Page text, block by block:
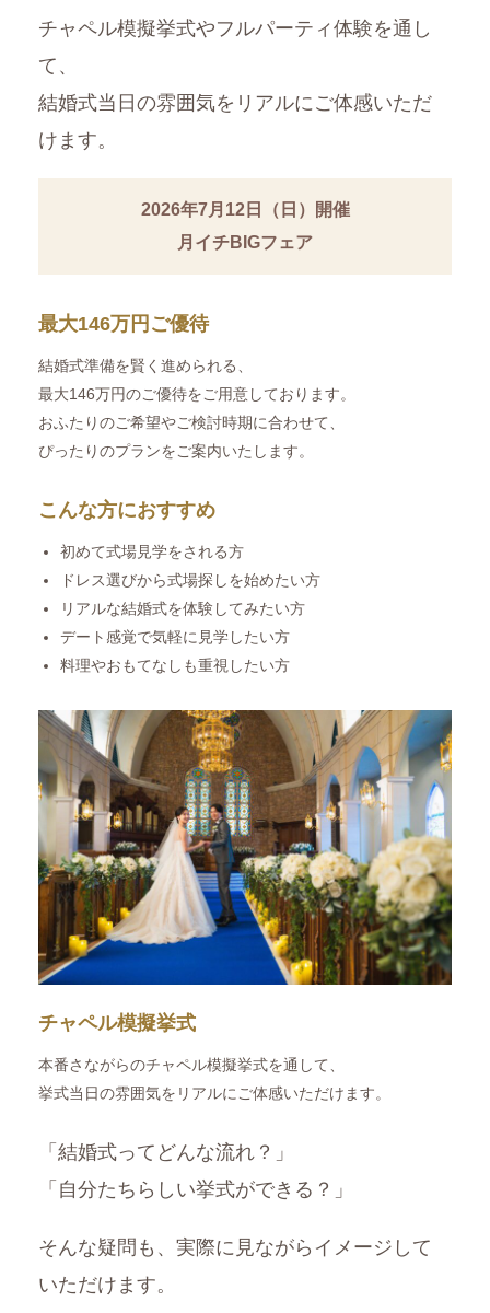
チャペル模擬挙式やフルパーティ体験を通し
て、
結婚式当日の雰囲気をリアルにご体感いただ
けます。
2026年7月12日（日）開催
月イチBIGフェア
最大146万円ご優待
結婚式準備を賢く進められる、
最大146万円のご優待をご用意しております。
おふたりのご希望やご検討時期に合わせて、
ぴったりのプランをご案内いたします。
こんな方におすすめ
初めて式場見学をされる方
ドレス選びから式場探しを始めたい方
リアルな結婚式を体験してみたい方
デート感覚で気軽に見学したい方
料理やおもてなしも重視したい方
チャペル模擬挙式
本番さながらのチャペル模擬挙式を通して、
挙式当日の雰囲気をリアルにご体感いただけます。
「結婚式ってどんな流れ？」
「自分たちらしい挙式ができる？」
そんな疑問も、実際に見ながらイメージして
いただけます。